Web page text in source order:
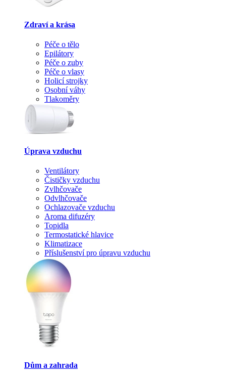
Zdraví a krása
Péče o tělo
Epilátory
Péče o zuby
Péče o vlasy
Holicí strojky
Osobní váhy
Tlakoměry
Úprava vzduchu
Ventilátory
Čističky vzduchu
Zvlhčovače
Odvlhčovače
Ochlazovače vzduchu
Aroma difuzéry
Topidla
Termostatické hlavice
Klimatizace
Příslušenství pro úpravu vzduchu
Dům a zahrada